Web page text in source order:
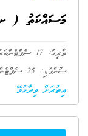
މަސައްކަތު (
ތާރީޚު: 17 ސެޕްޓެންބަރު 2018
ސުންގަޑި: 25 ސެޕްޓެންބަރު 2018 13:00
އިތުރަށް ވިދާޅުވޭ